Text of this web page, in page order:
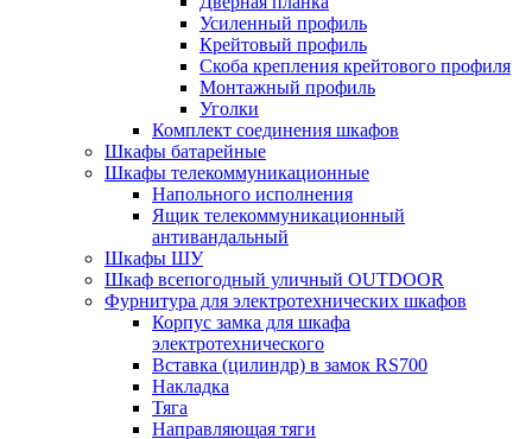
Усиленный профиль
Крейтовый профиль
Скоба крепления крейтового профиля
Монтажный профиль
Уголки
Комплект соединения шкафов
Шкафы батарейные
Шкафы телекоммуникационные
Напольного исполнения
Ящик телекоммуникационный
антивандальный
Шкафы ШУ
Шкаф всепогодный уличный OUTDOOR
Фурнитура для электротехнических шкафов
Корпус замка для шкафа
электротехнического
Вставка (цилиндр) в замок RS700
Накладка
Тяга
Направляющая тяги